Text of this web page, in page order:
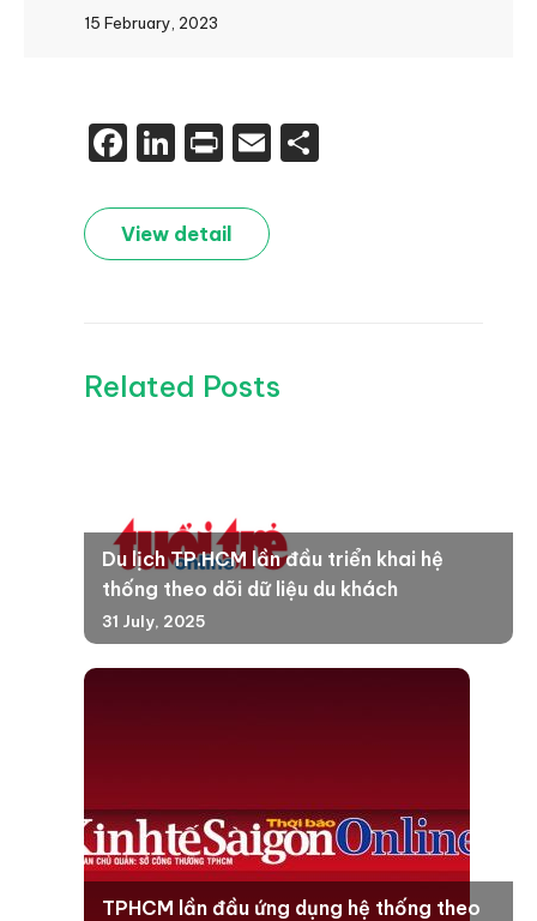
15 February, 2023
Facebook
LinkedIn
PrintEmail
View detail
Related Posts
Du lịch TP.HCM lần đầu triển khai hệ
thống theo dõi dữ liệu du khách
31 July, 2025
TPHCM lần đầu ứng dụng hệ thống theo